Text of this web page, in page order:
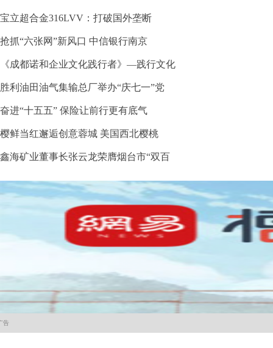
宝立超合金316LVV：打破国外垄断
抢抓“六张网”新风口 中信银行南京
《成都诺和企业文化践行者》—践行文化
胜利油田油气集输总厂举办“庆七一”党
奋进“十五五” 保险让前行更有底气
樱鲜当红邂逅创意蓉城 美国西北樱桃
鑫海矿业董事长张云龙荣膺烟台市“双百
告